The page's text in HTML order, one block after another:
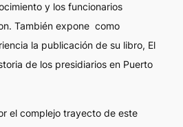
y los funcionarios
También expone como
la publicación de su libro, El
de los presidiarios en Puerto
el complejo trayecto de este